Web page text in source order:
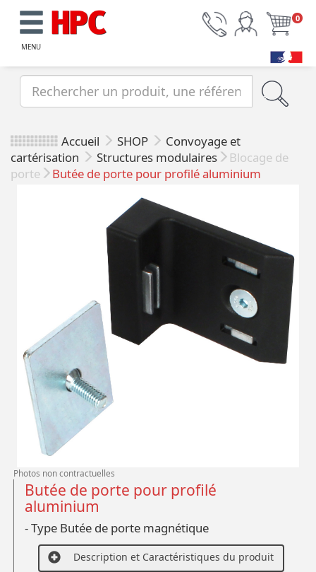
MENU
0
Accueil SHOP
Convoyage et
cartérisation
Structures modulaires
Blocage de
porte
Butée de porte pour profilé aluminium
Photos non contractuelles
Butée de porte pour profilé
aluminium
- Type Butée de porte magnétique
Description et Caractéristiques du produit